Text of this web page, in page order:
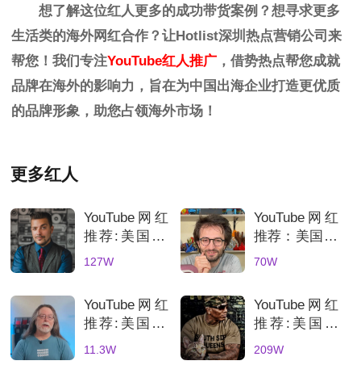
想了解这位红人更多的成功带货案例？想寻求更多
生活类的海外网红合作？让Hotlist深圳 热点营销公司 来
帮您！我们专注YouTube红人推广 ，借势热点帮您成就
品牌在海外的影响力，旨在为中国出海企业打造更优质
的品牌形象，助您占领海外市场！
更多红人
YouTube网红
推荐:美国3C
科技数码测评
127W
YouTube网红
推荐：美国70
万粉丝3D打
评测账号解析
70W
YouTube网红
推荐:美国3D
打印机深度测
11.3W
YouTube网红
推荐:美国科
技网红高互动
209W